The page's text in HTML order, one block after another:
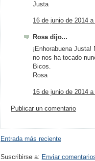
Justa
16 de junio de 2014
Rosa dijo...
¡Enhorabuena
no nos ha tocado
Bicos.
Rosa
16 de junio de 2014
Publicar un comentario
Entrada más reciente
Suscribirse a: Enviar